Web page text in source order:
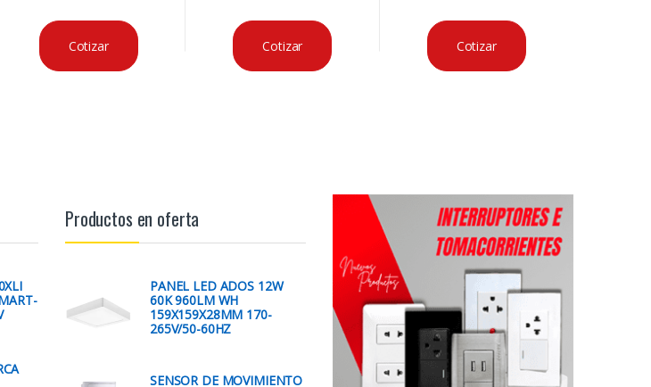
Cotizar Cotizar Cotizar
Productos en oferta
PANEL LED ADOS 12W
60K 960LM WH
159X159X28MM 170-
265V/50-60HZ
SENSOR DE MOVIMIENTO